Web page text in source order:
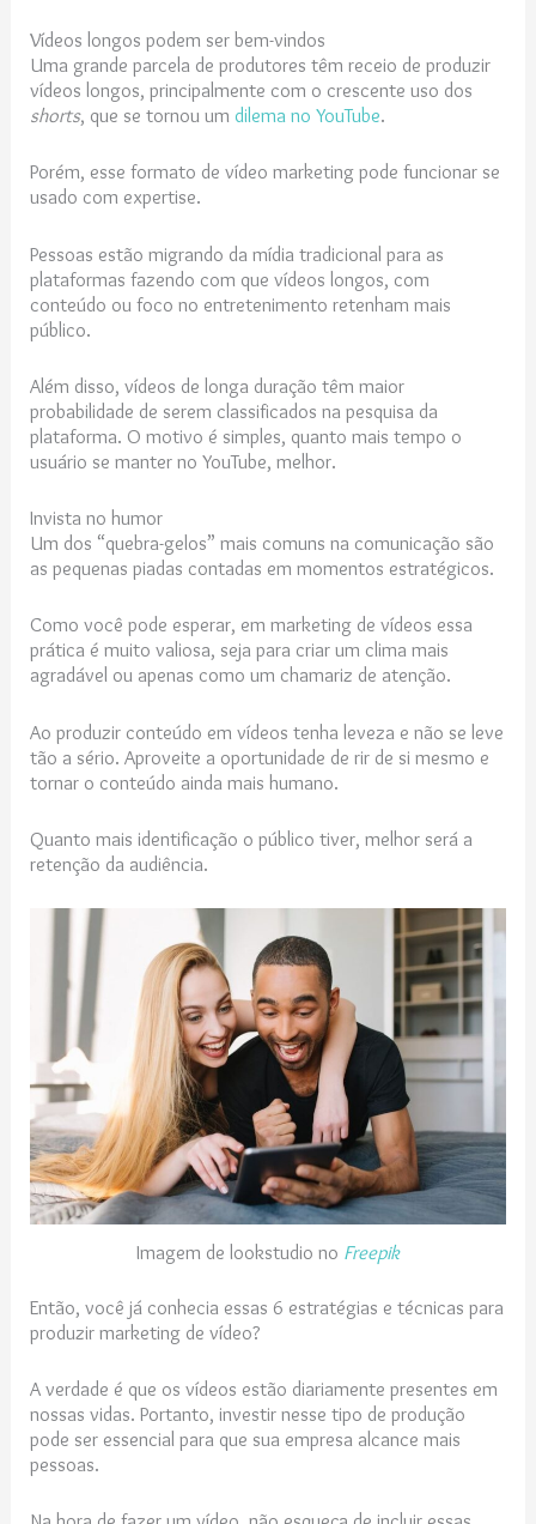
Vídeos longos podem ser bem-vindos
Uma grande parcela de produtores têm receio de produzir
vídeos longos, principalmente com o crescente uso dos
shorts, que se tornou um dilema no YouTube.
Porém, esse formato de vídeo marketing pode funcionar se
usado com expertise.
Pessoas estão migrando da mídia tradicional para as
plataformas fazendo com que vídeos longos, com
conteúdo ou foco no entretenimento retenham mais
público.
Além disso, vídeos de longa duração têm maior
probabilidade de serem classificados na pesquisa da
plataforma. O motivo é simples, quanto mais tempo o
usuário se manter no YouTube, melhor.
Invista no humor
Um dos “quebra-gelos” mais comuns na comunicação são
as pequenas piadas contadas em momentos estratégicos.
Como você pode esperar, em marketing de vídeos essa
prática é muito valiosa, seja para criar um clima mais
agradável ou apenas como um chamariz de atenção.
Ao produzir conteúdo em vídeos tenha leveza e não se leve
tão a sério. Aproveite a oportunidade de rir de si mesmo e
tornar o conteúdo ainda mais humano.
Quanto mais identificação o público tiver, melhor será a
retenção da audiência.
Imagem de lookstudio no Freepik
Então, você já conhecia essas 6 estratégias e técnicas para
produzir marketing de vídeo?
A verdade é que os vídeos estão diariamente presentes em
nossas vidas. Portanto, investir nesse tipo de produção
pode ser essencial para que sua empresa alcance mais
pessoas.